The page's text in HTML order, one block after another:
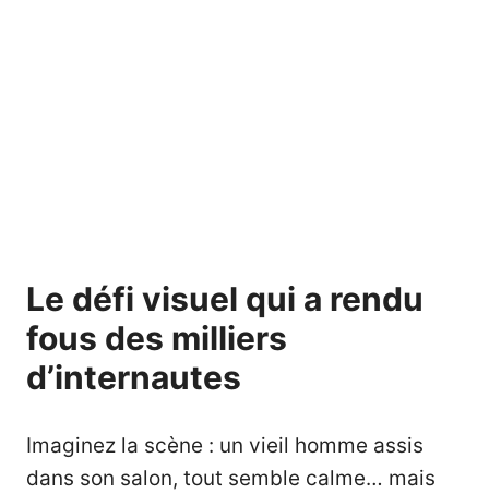
Le défi visuel qui a rendu
fous des milliers
d’internautes
Imaginez la scène : un vieil homme assis
dans son salon, tout semble calme… mais